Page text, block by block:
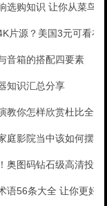
选购知识 让你从菜鸟
片源？美国3元可看在
音箱的搭配四要素
知识汇总分享
教你怎样欣赏杜比全景
庭影院当中该如何摆放
奥图码钻石级高清投影
语56条大全 让你更好